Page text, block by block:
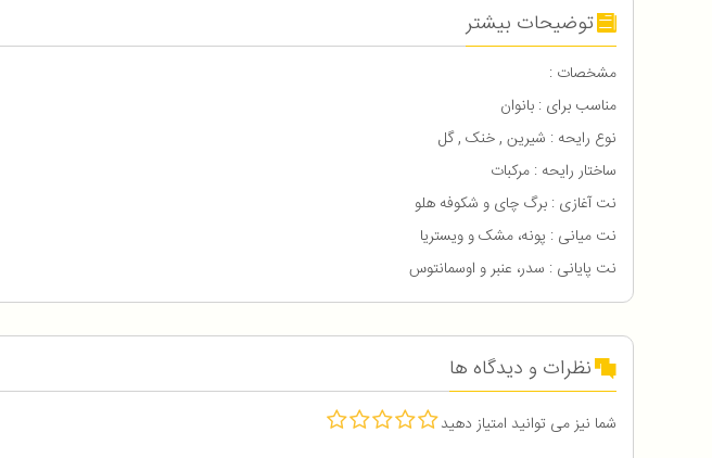
توضیحات بیشتر
مشخصات :
مناسب برای : بانوان
نوع رایحه : شیرین , خنک , گل
ساختار رایحه : مرکبات
نت آغازی : برگ چای و شکوفه هلو
نت میانی : پونه، مشک و ویستریا
نت پایانی : سدر، عنبر و اوسمانتوس
نظرات و دیدگاه ها
شما نیز می توانید امتیاز دهید